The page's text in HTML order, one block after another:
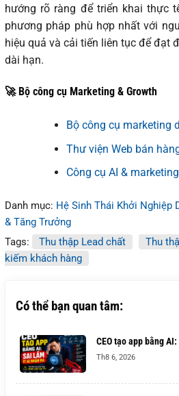
hướng rõ ràng để triển khai thực
phương pháp phù hợp nhất với
hiệu quả và cải tiến liên tục để đạt
dài hạn.
🚀 Bộ công cụ Marketing & Growth
Bộ công cụ marketing
Thư viện Web bán
Công cụ AI &
Danh mục: Hệ Sinh Thái Khởi Nghiệp
& Tăng Trưởng
Tags:
Thu thập Lead chất Thu
kiếm khách hàng
Có thể bạn quan tâm:
CEO tạo app bằng
Th8 6, 2026